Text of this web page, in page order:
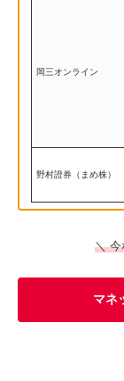
岡三オンライン
野村證券（まめ株）
＼ 今
マネ